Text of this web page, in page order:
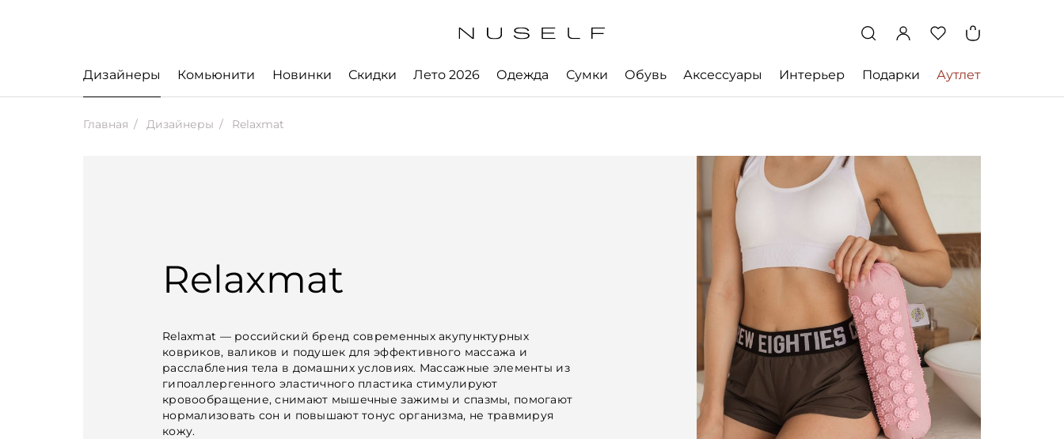
Дизайнеры Комьюнити Новинки Скидки Лето 2026 Одежда Сумки Обувь Аксессуары Интерьер Подарки Аутлет
Главная Дизайнеры Relaxmat
Relaxmat
Relaxmat — российский бренд современных акупунктурных
ковриков, валиков и подушек для эффективного массажа и
расслабления тела в домашних условиях. Массажные элементы из
гипоаллергенного эластичного пластика стимулируют
кровообращение, снимают мышечные зажимы и спазмы, помогают
нормализовать сон и повышают тонус организма, не травмируя
кожу.